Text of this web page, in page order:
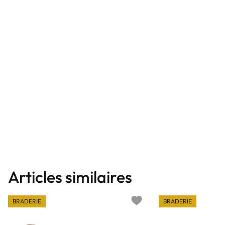
Articles similaires
BRADERIE BRADERIE